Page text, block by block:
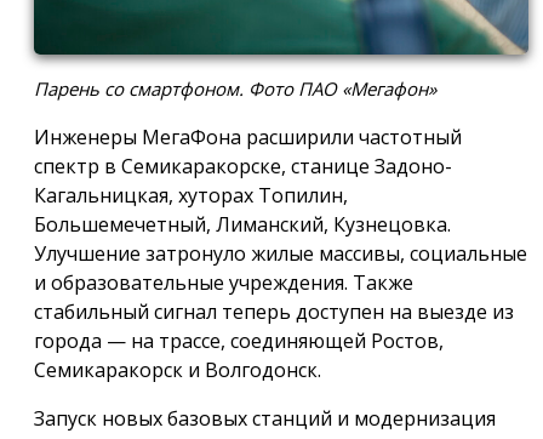
Парень со смартфоном. Фото ПАО «Мегафон»
Инженеры МегаФона расширили частотный
спектр в Семикаракорске, станице Задоно-
Кагальницкая, хуторах Топилин,
Большемечетный, Лиманский, Кузнецовка.
Улучшение затронуло жилые массивы, социальные
и образовательные учреждения. Также
стабильный сигнал теперь доступен на выезде из
города — на трассе, соединяющей Ростов,
Семикаракорск и Волгодонск.
Запуск новых базовых станций и модернизация